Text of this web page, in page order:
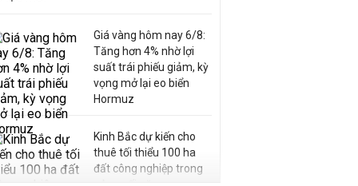
Giá vàng hôm nay 6/8:
Tăng hơn 4% nhờ lợi
suất trái phiếu giảm, kỳ
vọng mở lại eo biển
Hormuz
Kinh Bắc dự kiến cho
thuê tối thiểu 100 ha
đất công nghiệp trong